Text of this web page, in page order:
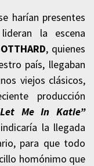
harían presentes
la escena
, quienes
país, llegaban
viejos clásicos,
producción
Me In Katie”
la llegada
para que todo
homónimo que